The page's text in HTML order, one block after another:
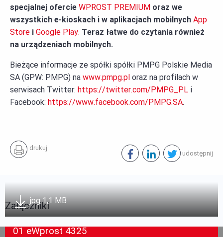
specjalnej ofercie WPROST PREMIUM oraz we
wszystkich e-kioskach i w aplikacjach mobilnych App
Store i Google Play. Teraz łatwe do czytania również
na urządzeniach mobilnych.
Bieżące informacje ze spółki spółki PMPG Polskie Media
SA (GPW: PMPG) na www.pmpg.pl oraz na profilach w
serwisach Twitter: https://twitter.com/PMPG_PL i
Facebook: https://www.facebook.com/PMPG.SA.
drukuj
udostępnij
Załączniki
01 eWprost 4325
jpg 1,1 MB